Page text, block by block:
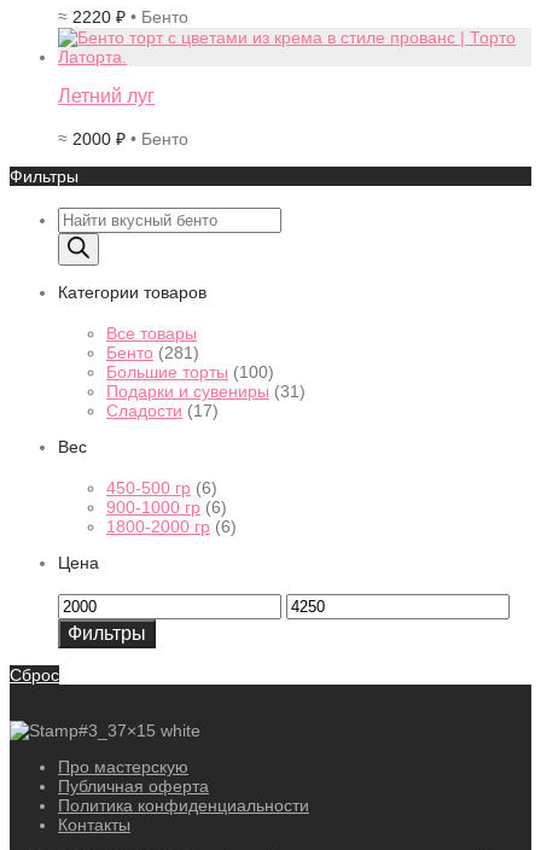
≈ 2220 ₽ • Бенто
Летний луг
≈ 2000 ₽ • Бенто
Фильтры
Поиск
товаров
Категории товаров
Все товары
Бенто (281)
Большие торты (100)
Подарки и сувениры (31)
Сладости (17)
Вес
450-500 гр (6)
900-1000 гр (6)
1800-2000 гр (6)
Цена
Минимальная
цена
Максимальная
цена
Фильтры
Сброс
Про мастерскую
Публичная оферта
Политика конфиденциальности
Контакты